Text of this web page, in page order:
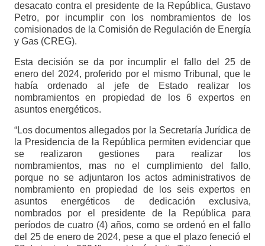
desacato contra el presidente de la República, Gustavo
Petro, por incumplir con los nombramientos de los
comisionados de la Comisión de Regulación de Energía
y Gas (CREG).
Esta decisión se da por incumplir el fallo del 25 de
enero del 2024, proferido por el mismo Tribunal, que le
había ordenado al jefe de Estado realizar los
nombramientos en propiedad de los 6 expertos en
asuntos energéticos.
“Los documentos allegados por la Secretaría Jurídica de
la Presidencia de la República permiten evidenciar que
se realizaron gestiones para realizar los
nombramientos, mas no el cumplimiento del fallo,
porque no se adjuntaron los actos administrativos de
nombramiento en propiedad de los seis expertos en
asuntos energéticos de dedicación exclusiva,
nombrados por el presidente de la República para
períodos de cuatro (4) años, como se ordenó en el fallo
del 25 de enero de 2024, pese a que el plazo feneció el